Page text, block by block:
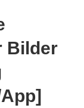
Bilder